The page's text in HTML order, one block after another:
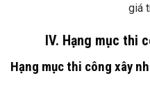
giá
IV. Hạng mục thi
Hạng mục thi công xây